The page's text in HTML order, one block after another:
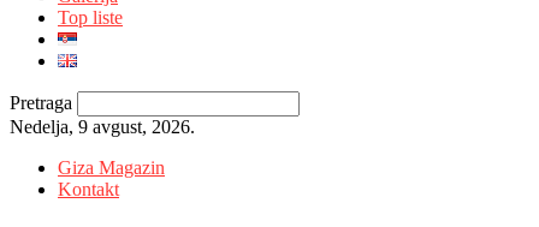
Top liste
Pretraga
Nedelja, 9 avgust, 2026.
Giza Magazin
Kontakt